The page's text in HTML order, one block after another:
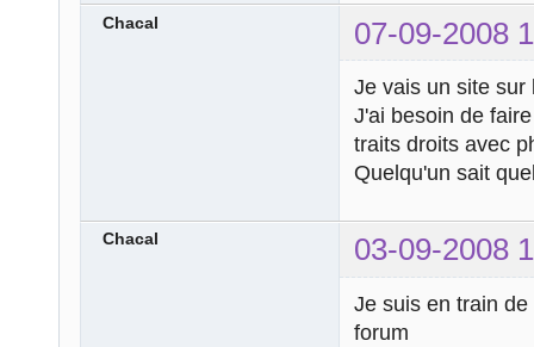
Chacal 07-09-2008
Je vais un site sur
J'ai besoin de
traits droits avec
Quelqu'un sait
Chacal 03-09-2008
Je suis en train
forum